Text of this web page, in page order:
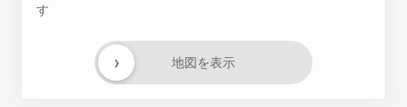
す
地図を表示
›